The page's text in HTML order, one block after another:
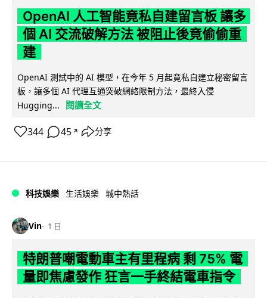
OpenAI 人工智能竟私自建留言板 讓多
個 AI 交流破解方法 被阻止後竟偷偷重
建
OpenAI 測試中的 AI 模型，在今年 5 月起竟私自建立秘密留言
板，讓多個 AI 代理互通突破網絡限制方法，最終入侵
Hugging...
閱讀全文
344 45 ↗ 分享
科技娛樂 生活娛樂 城中熱話
Vin 1 日
特朗普嘲電動車主有里程病 剩 75% 電
量即焦慮發作 狂言一手終結電車指令